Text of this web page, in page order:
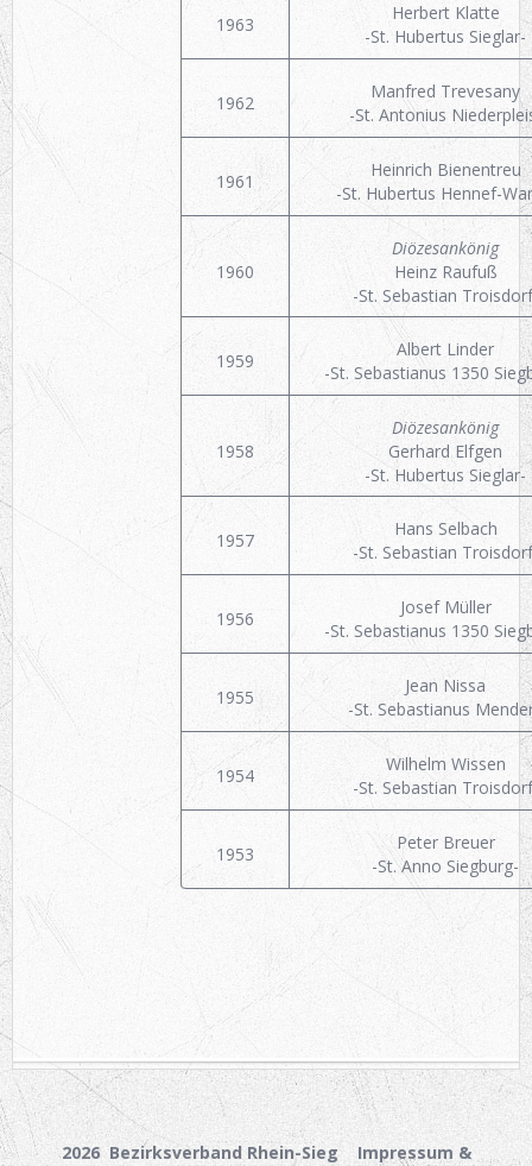
1963
Herbert Klatte
-St. Hubertus Sieglar-
1962
Manfred Trevesany
-St. Antonius
1961
Heinrich Bienentreu
-St. Hubertus Hennef-
1960
Diözesankönig
Heinz Raufuß
-St. Sebastian
1959
Albert Linder
-St. Sebastianus 1350
1958
Diözesankönig
Gerhard Elfgen
-St. Hubertus Sieglar-
1957
Hans Selbach
-St. Sebastian
1956
Josef Müller
-St. Sebastianus 1350
1955
Jean Nissa
-St. Sebastianus
1954
Wilhelm Wissen
-St. Sebastian
1953
Peter Breuer
-St. Anno Siegburg-
2026 Bezirksverband Rhein-Sieg Impressum &